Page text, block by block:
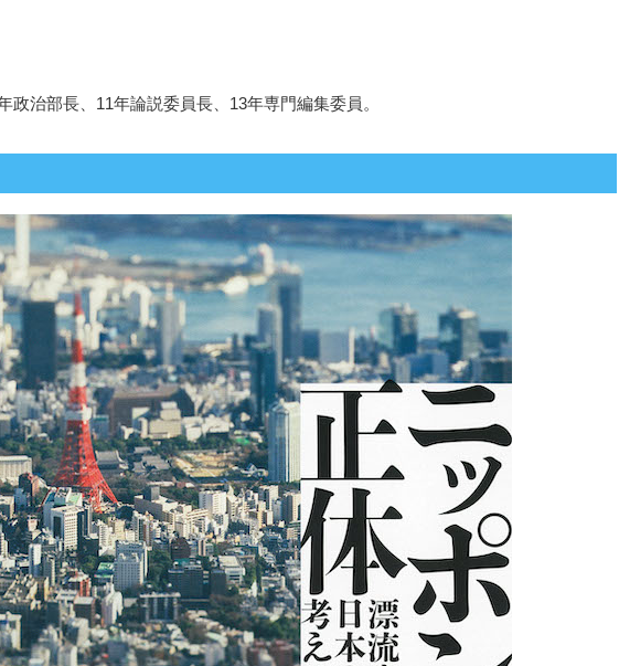
治部長、11年論説委員長、13年専門編集委員。